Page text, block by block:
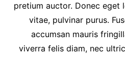
pretium auctor. Donec eget
vitae, pulvinar purus.
accumsan mauris
viverra felis diam, nec